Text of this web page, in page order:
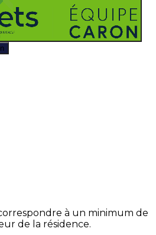
à un minimum de
de la résidence.